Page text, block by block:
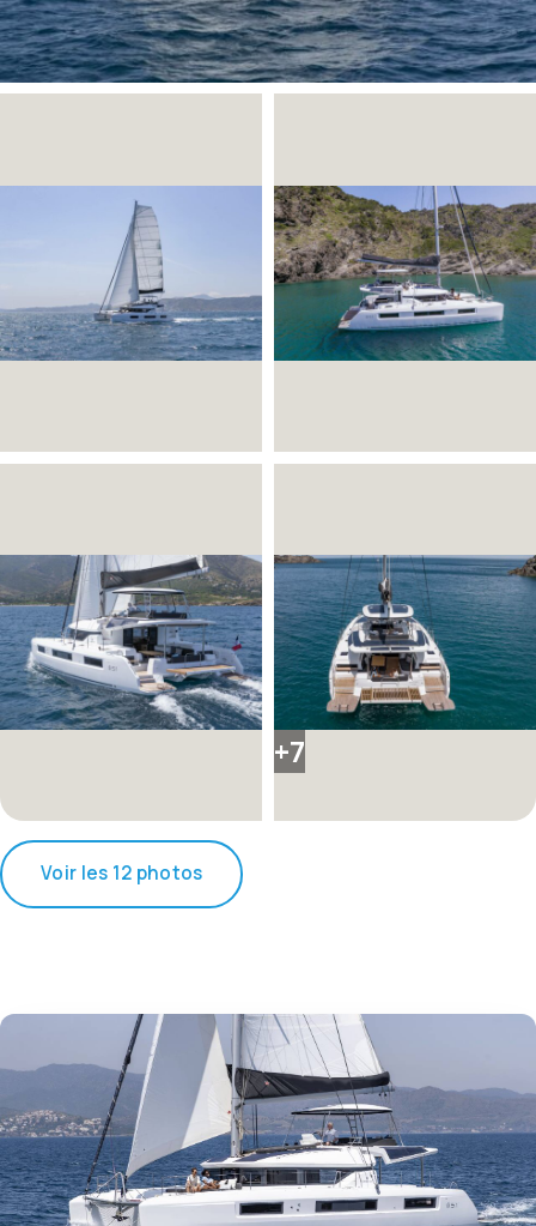
+7
Voir les 12 photos